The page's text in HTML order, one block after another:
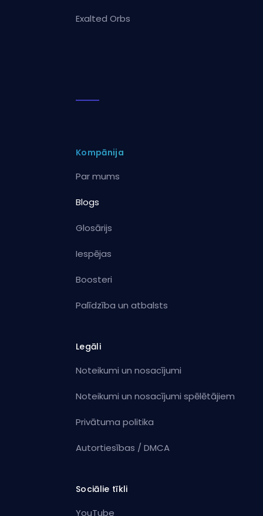
Exalted Orbs
Kompānija
Par mums
Blogs
Glosārijs
Iespējas
Boosteri
Palīdzība un atbalsts
Legāli
Noteikumi un nosacījumi
Noteikumi un nosacījumi spēlētājiem
Privātuma politika
Autortiesības / DMCA
Sociālie tīkli
YouTube